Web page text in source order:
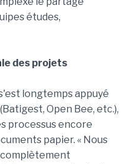
études,
des projets
longtemps appuyé
Open Bee, etc.),
processus encore
papier. « Nous